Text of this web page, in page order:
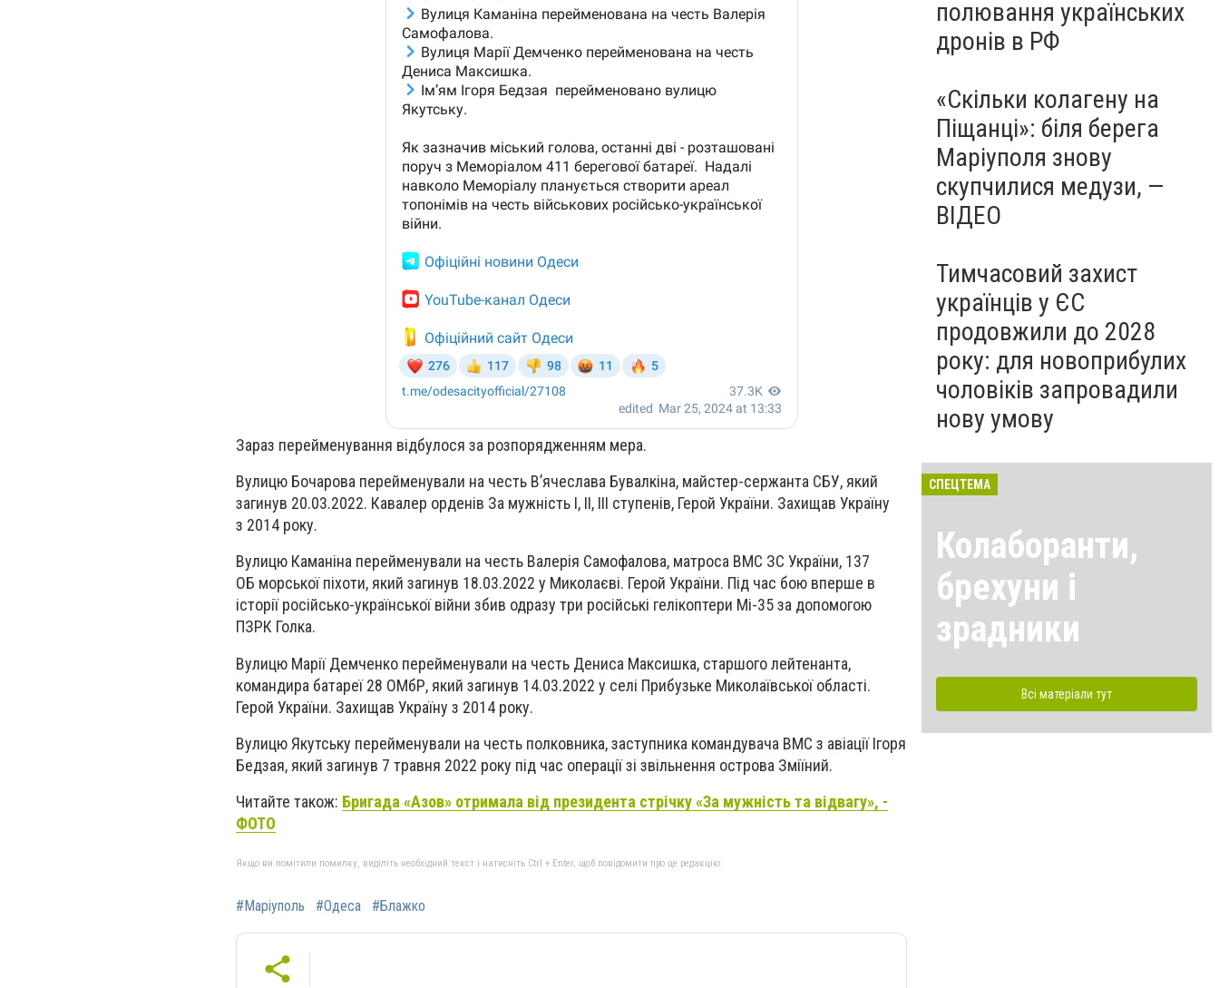
Зараз перейменування відбулося за розпорядженням мера.
Вулицю Бочарова перейменували на честь В’ячеслава Бувалкіна, майстер-сержанта СБУ, який
загинув 20.03.2022. Кавалер орденів За мужність I, II, III ступенів, Герой України. Захищав Україну
з 2014 року.
Вулицю Каманіна перейменували на честь Валерія Самофалова, матроса ВМС ЗС України, 137
ОБ морської піхоти, який загинув 18.03.2022 у Миколаєві. Герой України. Під час бою вперше в
історії російсько-української війни збив одразу три російські гелікоптери Мі-35 за допомогою
ПЗРК Голка.
Вулицю Марії Демченко перейменували на честь Дениса Максишка, старшого лейтенанта,
командира батареї 28 ОМбР, який загинув 14.03.2022 у селі Прибузьке Миколаївської області.
Герой України. Захищав Україну з 2014 року.
Вулицю Якутську перейменували на честь полковника, заступника командувача ВМС з авіації Ігоря
Бедзая, який загинув 7 травня 2022 року під час операції зі звільнення острова Зміїний.
Читайте також: Бригада «Азов» отримала від президента стрічку «За мужність та відвагу», -
ФОТО
Якщо ви помітили помилку, виділіть необхідний текст і натисніть Ctrl + Enter, щоб повідомити про це редакцію
#Маріуполь #Одеса #Блажко
полювання українських
дронів в РФ
«Скільки колагену на
Піщанці»: біля берега
Маріуполя знову
скупчилися медузи, —
ВІДЕО
Тимчасовий захист
українців у ЄС
продовжили до 2028
року: для новоприбулих
чоловіків запровадили
нову умову
СПЕЦТЕМА
Колаборанти,
брехуни і
зрадники
Всі матеріали тут